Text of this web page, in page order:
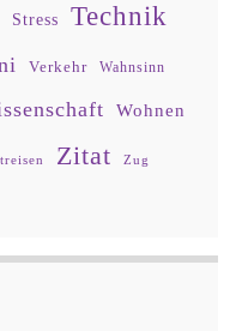
Stress Technik
Verkehr Wahnsinn
Wohnen
Zitat Zug